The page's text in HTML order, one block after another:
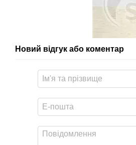
Новий відгук або коментар